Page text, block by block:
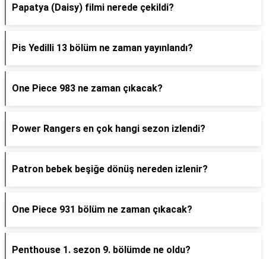
Papatya (Daisy) filmi nerede çekildi?
Pis Yedilli 13 bölüm ne zaman yayınlandı?
One Piece 983 ne zaman çıkacak?
Power Rangers en çok hangi sezon izlendi?
Patron bebek beşiğe dönüş nereden izlenir?
One Piece 931 bölüm ne zaman çıkacak?
Penthouse 1. sezon 9. bölümde ne oldu?